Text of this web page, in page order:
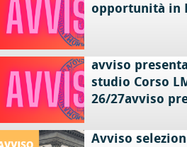
opportunità in
avviso
studio Corso
26/27avviso
Avviso